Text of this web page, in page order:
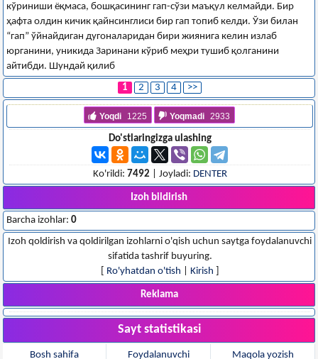
кўриниши ёқмаса, бошқасининг гап-сўзи маъқул келмайди. Бир
ҳафта олдин кичик қайнсинглиси бир гап топиб келди. Ўзи билан
“гап” ўйнайдиган дугоналаридан бири жиянига келин излаб
юрганини, уникида Заринани кўриб меҳри тушиб қолганини
айтибди. Шундай қилиб
1
2 3 4 >>
Yoqdi 1225 Yoqmadi 2933
Do'stlaringizga ulashing
Ko'rildi: 7492 | Joyladi: DENTER
Izoh bildirish
Barcha izohlar: 0
Izoh qoldirish va qoldirilgan izohlarni o'qish uchun saytga foydalanuvchi
sifatida tashrif buyuring.
Ro'yhatdan o'tish Kirish
Reklama
Sayt statistikasi
Bosh sahifa Foydalanuvchi Maqola yozish